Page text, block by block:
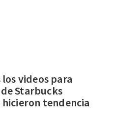
videos para
Starbucks
hicieron tendencia